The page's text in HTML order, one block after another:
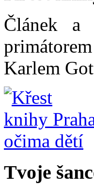
Článek a
Karlem
Tvoje